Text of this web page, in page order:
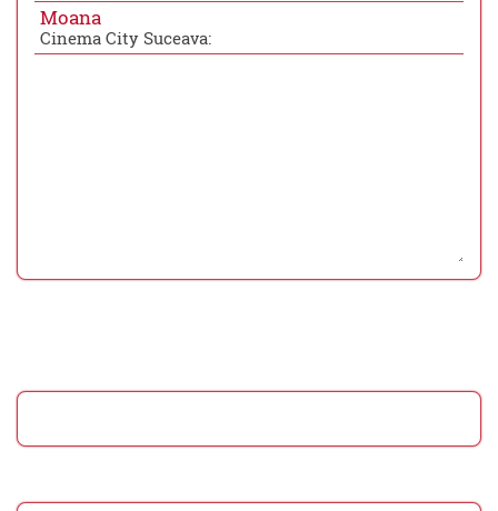
Moana
Cinema City Suceava: